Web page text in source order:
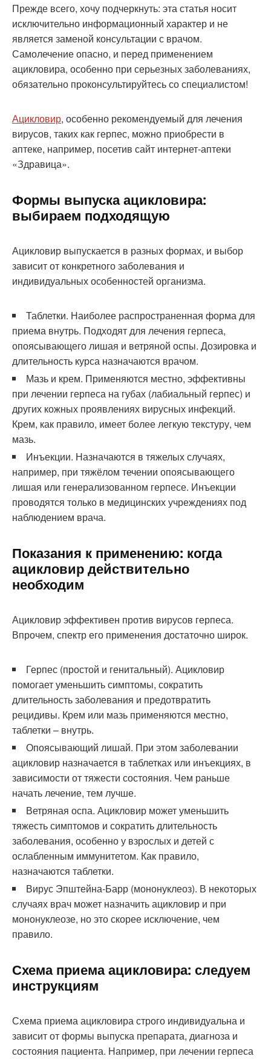
Прежде всего, хочу подчеркнуть: эта статья носит
исключительно информационный характер и не
является заменой консультации с врачом.
Самолечение опасно, и перед применением
ацикловира, особенно при серьезных заболеваниях,
обязательно проконсультируйтесь со специалистом!
Ацикловир, особенно рекомендуемый для лечения
вирусов, таких как герпес, можно приобрести в
аптеке, например, посетив сайт интернет-аптеки
«Здравица».
Формы выпуска ацикловира:
выбираем подходящую
Ацикловир выпускается в разных формах, и выбор
зависит от конкретного заболевания и
индивидуальных особенностей организма.
Таблетки. Наиболее распространенная форма для
приема внутрь. Подходят для лечения герпеса,
опоясывающего лишая и ветряной оспы. Дозировка и
длительность курса назначаются врачом.
Мазь и крем. Применяются местно, эффективны
при лечении герпеса на губах (лабиальный герпес) и
других кожных проявлениях вирусных инфекций.
Крем, как правило, имеет более легкую текстуру, чем
мазь.
Инъекции. Назначаются в тяжелых случаях,
например, при тяжёлом течении опоясывающего
лишая или генерализованном герпесе. Инъекции
проводятся только в медицинских учреждениях под
наблюдением врача.
Показания к применению: когда
ацикловир действительно
необходим
Ацикловир эффективен против вирусов герпеса.
Впрочем, спектр его применения достаточно широк.
Герпес (простой и генитальный). Ацикловир
помогает уменьшить симптомы, сократить
длительность заболевания и предотвратить
рецидивы. Крем или мазь применяются местно,
таблетки – внутрь.
Опоясывающий лишай. При этом заболевании
ацикловир назначается в таблетках или инъекциях, в
зависимости от тяжести состояния. Чем раньше
начать лечение, тем лучше.
Ветряная оспа. Ацикловир может уменьшить
тяжесть симптомов и сократить длительность
заболевания, особенно у взрослых и детей с
ослабленным иммунитетом. Как правило,
назначаются таблетки.
Вирус Эпштейна-Барр (мононуклеоз). В некоторых
случаях врач может назначить ацикловир и при
мононуклеозе, но это скорее исключение, чем
правило.
Схема приема ацикловира: следуем
инструкциям
Схема приема ацикловира строго индивидуальна и
зависит от формы выпуска препарата, диагноза и
состояния пациента. Например, при лечении герпеса